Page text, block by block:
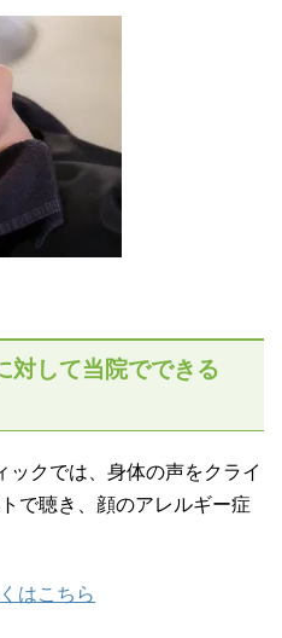
対して当院でできる
ックでは、身体の声をクライ
で聴き、顔のアレルギー症
はこちら